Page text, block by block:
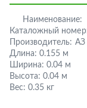
Наименование:
Каталожный
Производитель: АЗ
Длина: 0.155 м
Ширина: 0.04 м
Высота: 0.04 м
Вес: 0.35 кг